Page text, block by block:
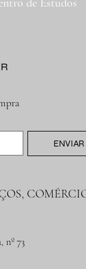
ENVIAR
nº 73